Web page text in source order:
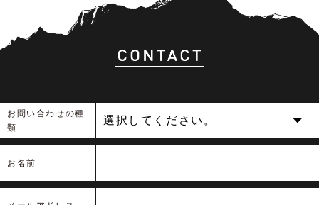
お問い合わせの種
類
選択してください。
お名前